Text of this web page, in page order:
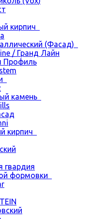
кирпич
(Фасад)
/ Гранд Лайн
Профиль
камень
кирпич
гвардия
формовки